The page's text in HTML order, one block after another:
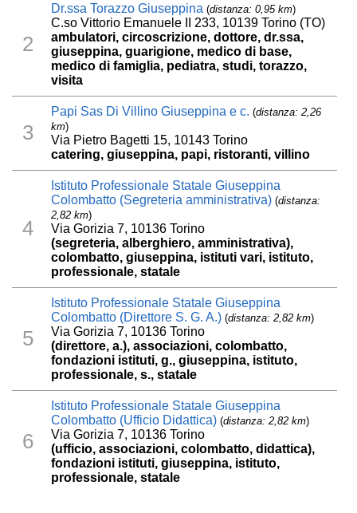
2
Dr.ssa Torazzo Giuseppina (distanza: 0,95 km)
C.so Vittorio Emanuele II 233, 10139 Torino (TO)
ambulatori, circoscrizione, dottore, dr.ssa,
giuseppina, guarigione, medico di base,
medico di famiglia, pediatra, studi, torazzo,
visita
3
Papi Sas Di Villino Giuseppina e c. (distanza: 2,26
km)
Via Pietro Bagetti 15, 10143 Torino
catering, giuseppina, papi, ristoranti, villino
4
Istituto Professionale Statale Giuseppina
Colombatto (Segreteria amministrativa) (distanza:
2,82 km)
Via Gorizia 7, 10136 Torino
(segreteria, alberghiero, amministrativa),
colombatto, giuseppina, istituti vari, istituto,
professionale, statale
5
Istituto Professionale Statale Giuseppina
Colombatto (Direttore S. G. A.) (distanza: 2,82 km)
Via Gorizia 7, 10136 Torino
(direttore, a.), associazioni, colombatto,
fondazioni istituti, g., giuseppina, istituto,
professionale, s., statale
6
Istituto Professionale Statale Giuseppina
Colombatto (Ufficio Didattica) (distanza: 2,82 km)
Via Gorizia 7, 10136 Torino
(ufficio, associazioni, colombatto, didattica),
fondazioni istituti, giuseppina, istituto,
professionale, statale